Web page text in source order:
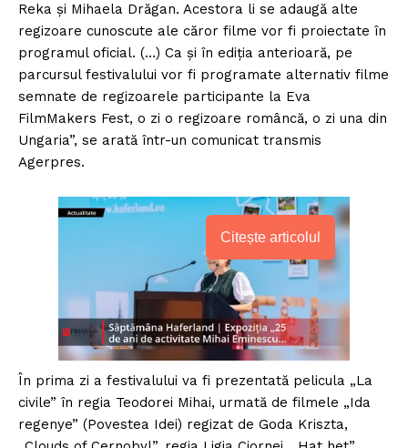
Reka şi Mihaela Drăgan. Acestora li se adaugă alte
regizoare cunoscute ale căror filme vor fi proiectate în
programul oficial. (…) Ca şi în ediţia anterioară, pe
parcursul festivalului vor fi programate alternativ filme
semnate de regizoarele participante la Eva
FilmMakers Fest, o zi o regizoare româncă, o zi una din
Ungaria”, se arată într-un comunicat transmis
Agerpres.
Citește articolul
În prima zi a festivalului va fi prezentată pelicula „La
civile” în regia Teodorei Mihai, urmată de filmele „Ida
regenye” (Povestea Idei) regizat de Goda Kriszta,